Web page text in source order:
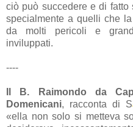
ciò può succedere e di fatto
specialmente a quelli che
da molti pericoli e
inviluppati.
----
Il B. Raimondo da
Domenicani, racconta di S
«ella non solo si metteva